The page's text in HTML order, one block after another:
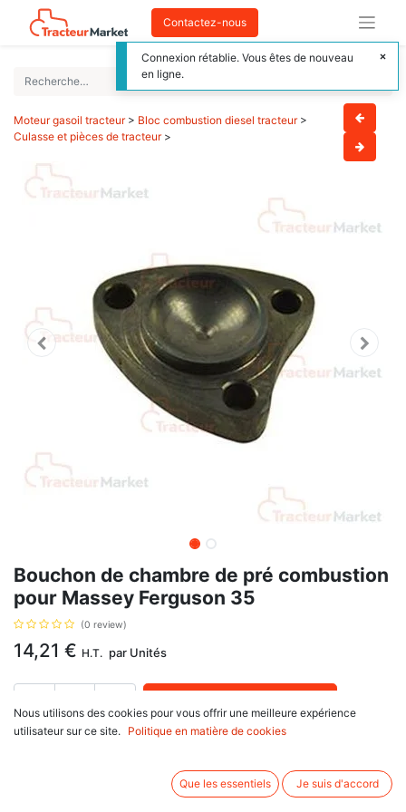
Contactez-nous
Moteur gasoil tracteur> Bloc combustion diesel tracteur>
Culasse et pièces de tracteur>
Bouchon de chambre de pré combustion
pour Massey Ferguson 35
(0 review)
14,21 € H.T. par Unités
Délai de livraison : 1 semaine
Pour moteur Perkins: CB21599, 21904, CM33513, 50168, 50170, 50184,
80248, 80280, HA, JD, JG, avec pour référence d'origine : 81800075,
Nous utilisons des cookies pour vous offrir une meilleure expérience
utilisateur sur ce site.
Politique en matière de cookies
Que les essentiels Je suis d'accord
Connexion rétablie. Vous êtes de nouveau
en ligne.